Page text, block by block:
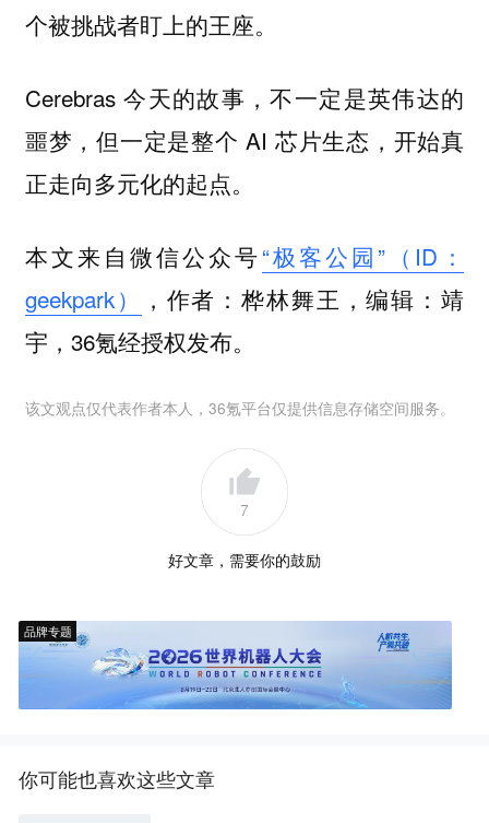
个被挑战者盯上的王座。
Cerebras 今天的故事，不一定是英伟达的
噩梦，但一定是整个 AI 芯片生态，开始真
正走向多元化的起点。
本文来自微信公众号“极客公园”（ID：
geekpark）
，作者：桦林舞王，编辑：靖
宇，36氪经授权发布。
该文观点仅代表作者本人，36氪平台仅提供信息存储空间服务。
7
好文章，需要你的鼓励
品牌专题
你可能也喜欢这些文章